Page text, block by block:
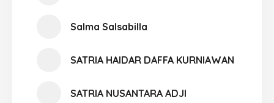
Salma Salsabilla
SATRIA HAIDAR DAFFA KURNIAWAN
SATRIA NUSANTARA ADJI